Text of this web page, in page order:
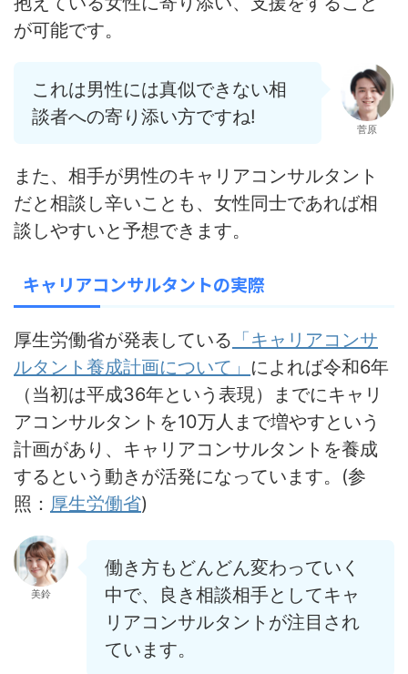
が可能です。
これは男性には真似できない相
談者への寄り添い方ですね!
菅原
また、相手が男性のキャリアコンサルタント
だと相談し辛いことも、女性同士であれば相
談しやすいと予想できます。
キャリアコンサルタントの実際
厚生労働省が発表している 「キャリアコンサ
ルタント養成計画について」 によれば令和6年
（当初は平成36年という表現）までにキャリ
アコンサルタントを10万人まで増やすという
計画があり、キャリアコンサルタントを養成
するという動きが活発になっています。(参
照： 厚生労働省)
美鈴
働き方もどんどん変わっていく
中で、良き相談相手としてキャ
リアコンサルタントが注目され
ています。